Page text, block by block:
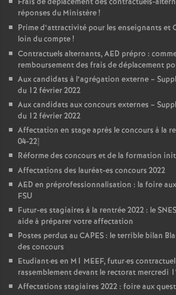
réponses du Ministère!
Prime d’attractivité pour les enseignants et
loin du compte!
Contractuels alternants, AED prépro :
remboursement des frais de déplacement
Aux candidats à l’agrégation externe –
du 12 février 2022
Aux candidats aux concours externes –
du 12 février 2022
Affectation en stage après le concours à la
04-22]
Réforme des concours et de la formation
Affectations des lauréat-es concours 2022
AED en préprofessionnalisation : la foire
FSU
Futur-es stagiaires à la rentrée 2022 : le
aide à préparer votre affectation
Postes perdus au CAPES : le terrible bilan
des concours
Etudiant·es en M1 MEEF, futur·es contractuel
rassemblement devant le rectorat mercredi 1
Affectations stagiaires 2022 : foire aux